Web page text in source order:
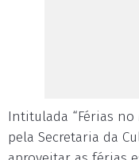
Intitulada “Férias no
pela Secretaria da